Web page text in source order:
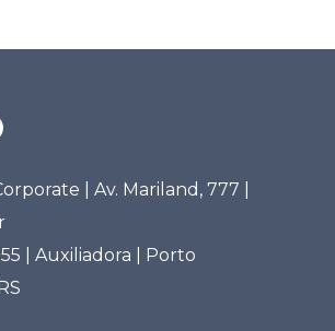
| Av. Mariland, 777 |
| Auxiliadora | Porto